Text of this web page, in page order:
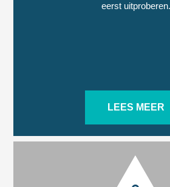
eerst uitproberen.
LEES MEER